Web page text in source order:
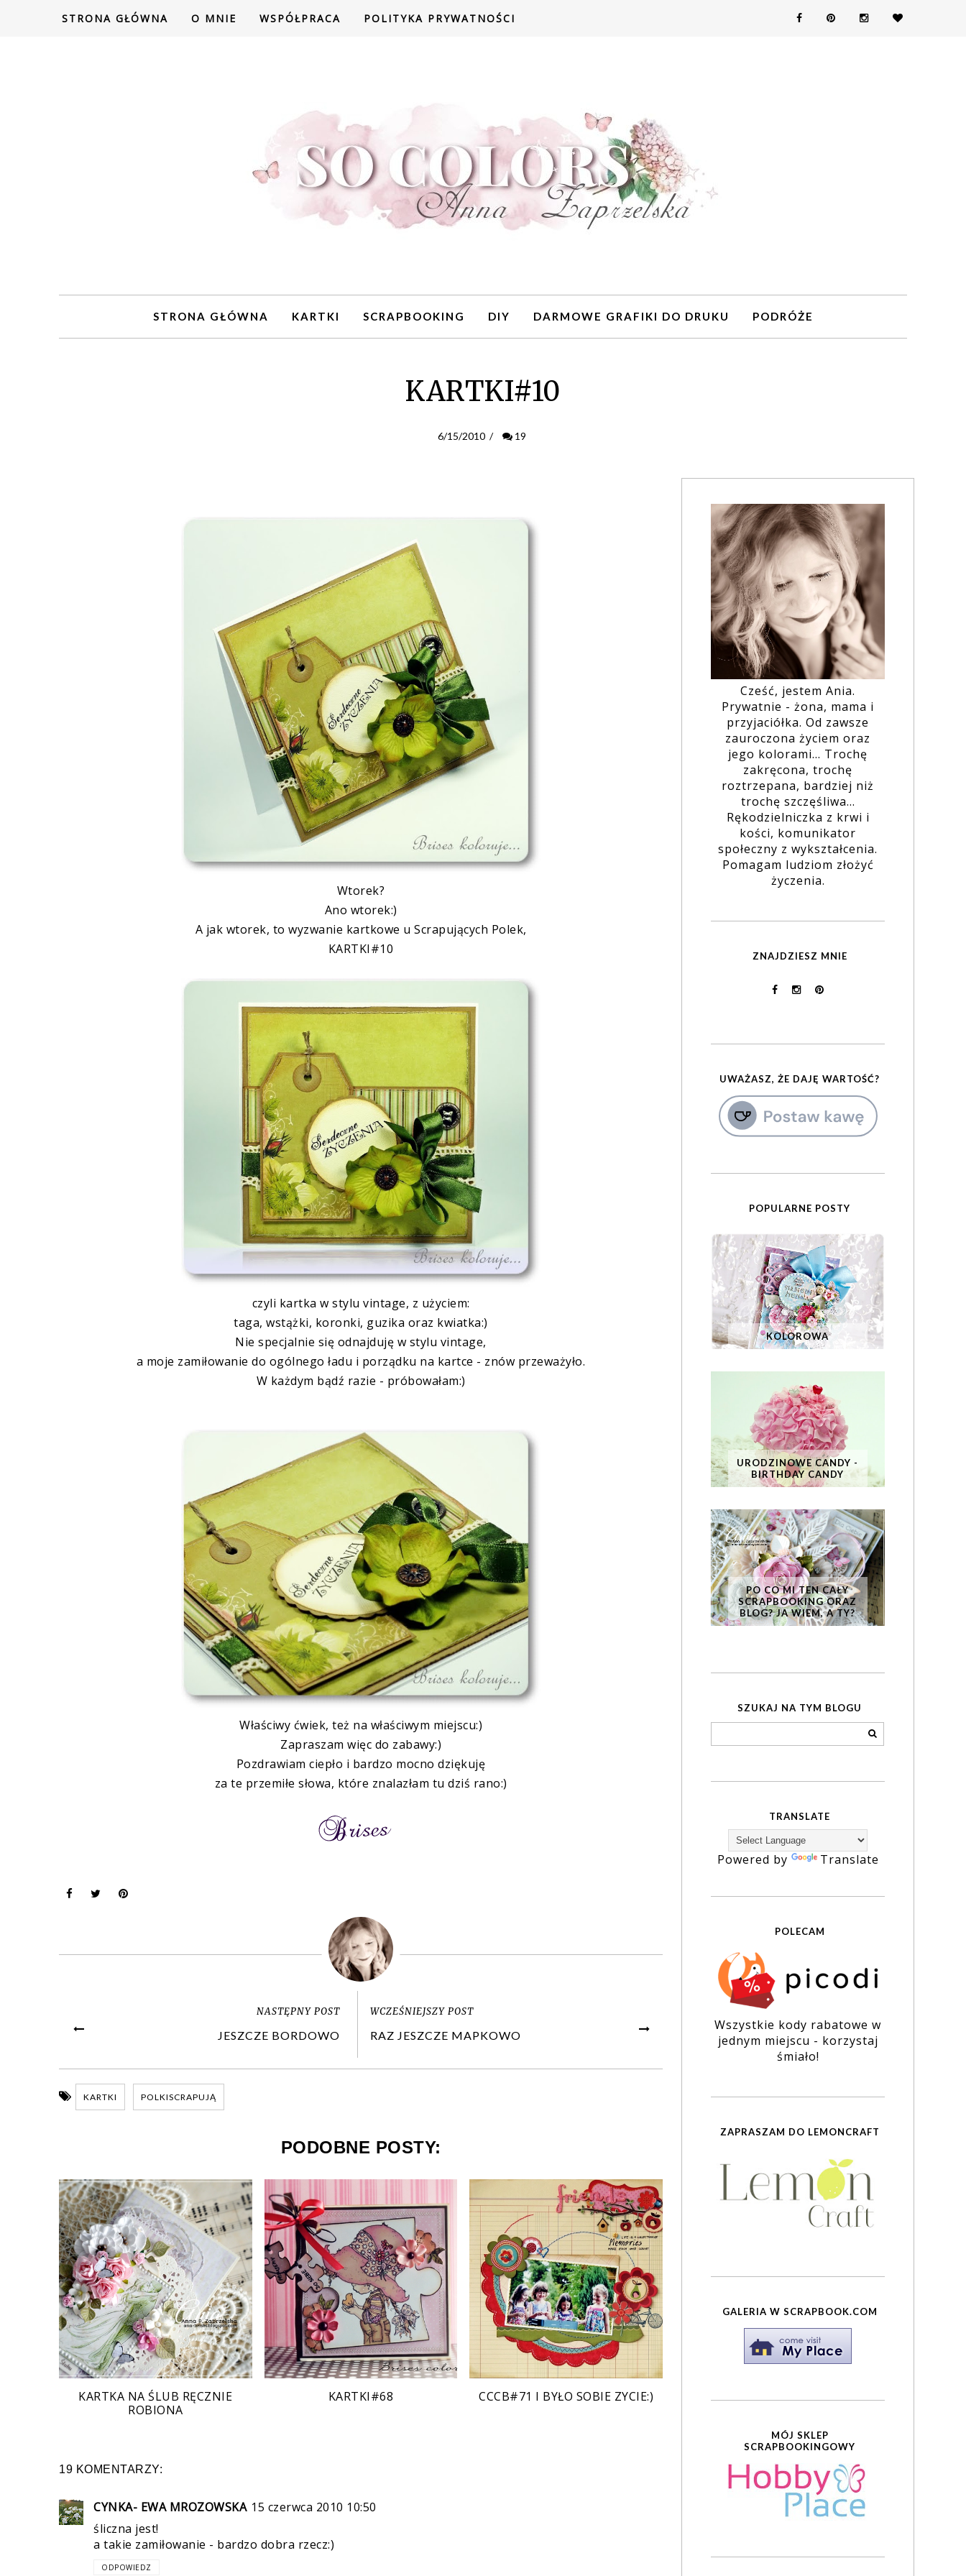
STRONA GŁÓWNA O MNIE WSPÓŁPRACA POLITYKA PRYWATNOŚCI
STRONA GŁÓWNA KARTKI SCRAPBOOKING DIY DARMOWE GRAFIKI DO DRUKU PODRÓŻE
KARTKI#10
6/15/2010 / 19
Wtorek?
Ano wtorek:)
A jak wtorek, to wyzwanie kartkowe u Scrapujących Polek,
KARTKI#10
czyli kartka w stylu vintage, z użyciem:
taga, wstążki, koronki, guzika oraz kwiatka:)
Nie specjalnie się odnajduję w stylu vintage,
a moje zamiłowanie do ogólnego ładu i porządku na kartce - znów przeważyło.
W każdym bądź razie - próbowałam:)
Właściwy ćwiek, też na właściwym miejscu:)
Zapraszam więc do zabawy:)
Pozdrawiam ciepło i bardzo mocno dziękuję
za te przemiłe słowa, które znalazłam tu dziś rano:)
NASTĘPNY POST
JESZCZE BORDOWO
WCZEŚNIEJSZY POST
RAZ JESZCZE MAPKOWO
KARTKI POLKISCRAPUJĄ
PODOBNE POSTY:
KARTKA NA ŚLUB RĘCZNIE
ROBIONA
KARTKI#68 CCCB#71 I BYŁO SOBIE ZYCIE:)
19 KOMENTARZY:
CYNKA- EWA MROZOWSKA 15 czerwca 2010 10:50
śliczna jest!
a takie zamiłowanie - bardzo dobra rzecz:)
ODPOWIEDZ
Cześć, jestem Ania.
Prywatnie - żona, mama i
przyjaciółka. Od zawsze
zauroczona życiem oraz
jego kolorami... Trochę
zakręcona, trochę
roztrzepana, bardziej niż
trochę szczęśliwa...
Rękodzielniczka z krwi i
kości, komunikator
społeczny z wykształcenia.
Pomagam ludziom złożyć
życzenia.
ZNAJDZIESZ MNIE
UWAŻASZ, ŻE DAJĘ WARTOŚĆ?
POPULARNE POSTY
KOLOROWA
URODZINOWE CANDY -
BIRTHDAY CANDY
PO CO MI TEN CAŁY
SCRAPBOOKING ORAZ
BLOG? JA WIEM, A TY?
SZUKAJ NA TYM BLOGU
TRANSLATE
Powered by Translate
POLECAM
Wszystkie kody rabatowe w
jednym miejscu - korzystaj
śmiało!
ZAPRASZAM DO LEMONCRAFT
GALERIA W SCRAPBOOK.COM
MÓJ SKLEP
SCRAPBOOKINGOWY